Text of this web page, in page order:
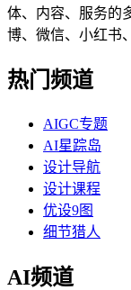
体、内容、服务的
博、微信、小红书
热门频道
AIGC专题
AI星踪岛
设计导航
设计课程
优设9图
细节猎人
AI频道